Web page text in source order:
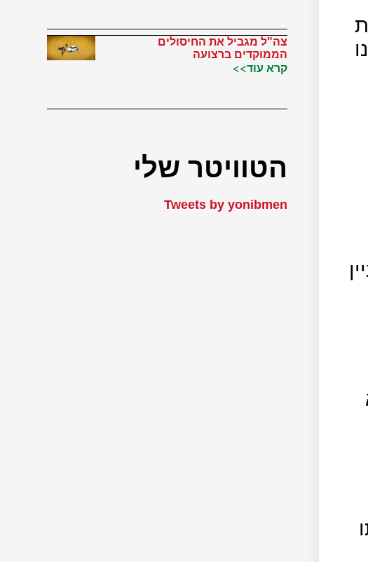
צה"ל מגביל את החיסולים
הממוקדים ברצועה
קרא עוד>>
הטוויטר שלי
Tweets by yonibmen